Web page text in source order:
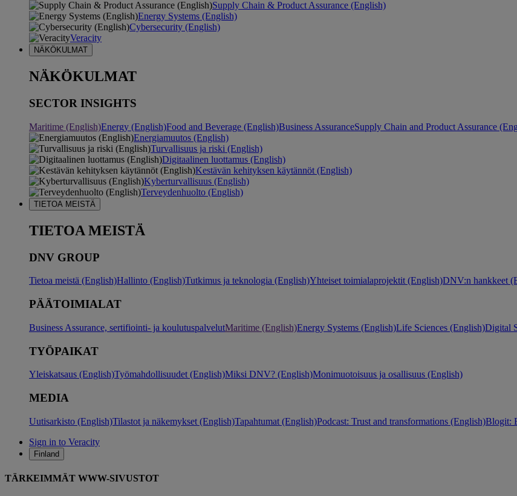
Supply Chain & Product Assurance (English)
Energy Systems (English)
Cybersecurity (English)
Veracity
NÄKÖKULMAT
NÄKÖKULMAT
SECTOR INSIGHTS
Maritime (English)Energy (English)Food and Beverage (English)Business AssuranceSupply Chain and Product Assurance
Energiamuutos (English)
Turvallisuus ja riski (English)
Digitaalinen luottamus (English)
Kestävän kehityksen käytännöt (English)
Kyberturvallisuus (English)
Terveydenhuolto (English)
TIETOA MEISTÄ
TIETOA MEISTÄ
DNV GROUP
Tietoa meistä (English)Hallinto (English)Tutkimus ja teknologia (English)Yhteiset toimialaprojektit (English)DNV:n hankkeet
PÄÄTOIMIALAT
Business Assurance, sertifiointi- ja koulutuspalvelutMaritime (English)Energy Systems (English)Life Sciences (English)Digital
TYÖPAIKAT
Yleiskatsaus (English)Työmahdollisuudet (English)Miksi DNV? (English)Monimuotoisuus ja osallisuus (English)
MEDIA
Uutisarkisto (English)Tilastot ja näkemykset (English)Tapahtumat (English)Podcast: Trust and transformations (English)Blogit:
Sign in to Veracity
Finland
TÄRKEIMMÄT WWW-SIVUSTOT